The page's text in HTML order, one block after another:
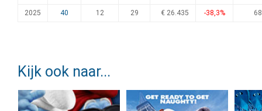
2025 40 12 29 € 26.435 -38,3% 68
Kijk ook naar...